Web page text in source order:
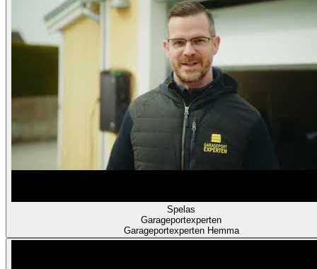
Spelas
Garageportexperten
Garageportexperten Hemma